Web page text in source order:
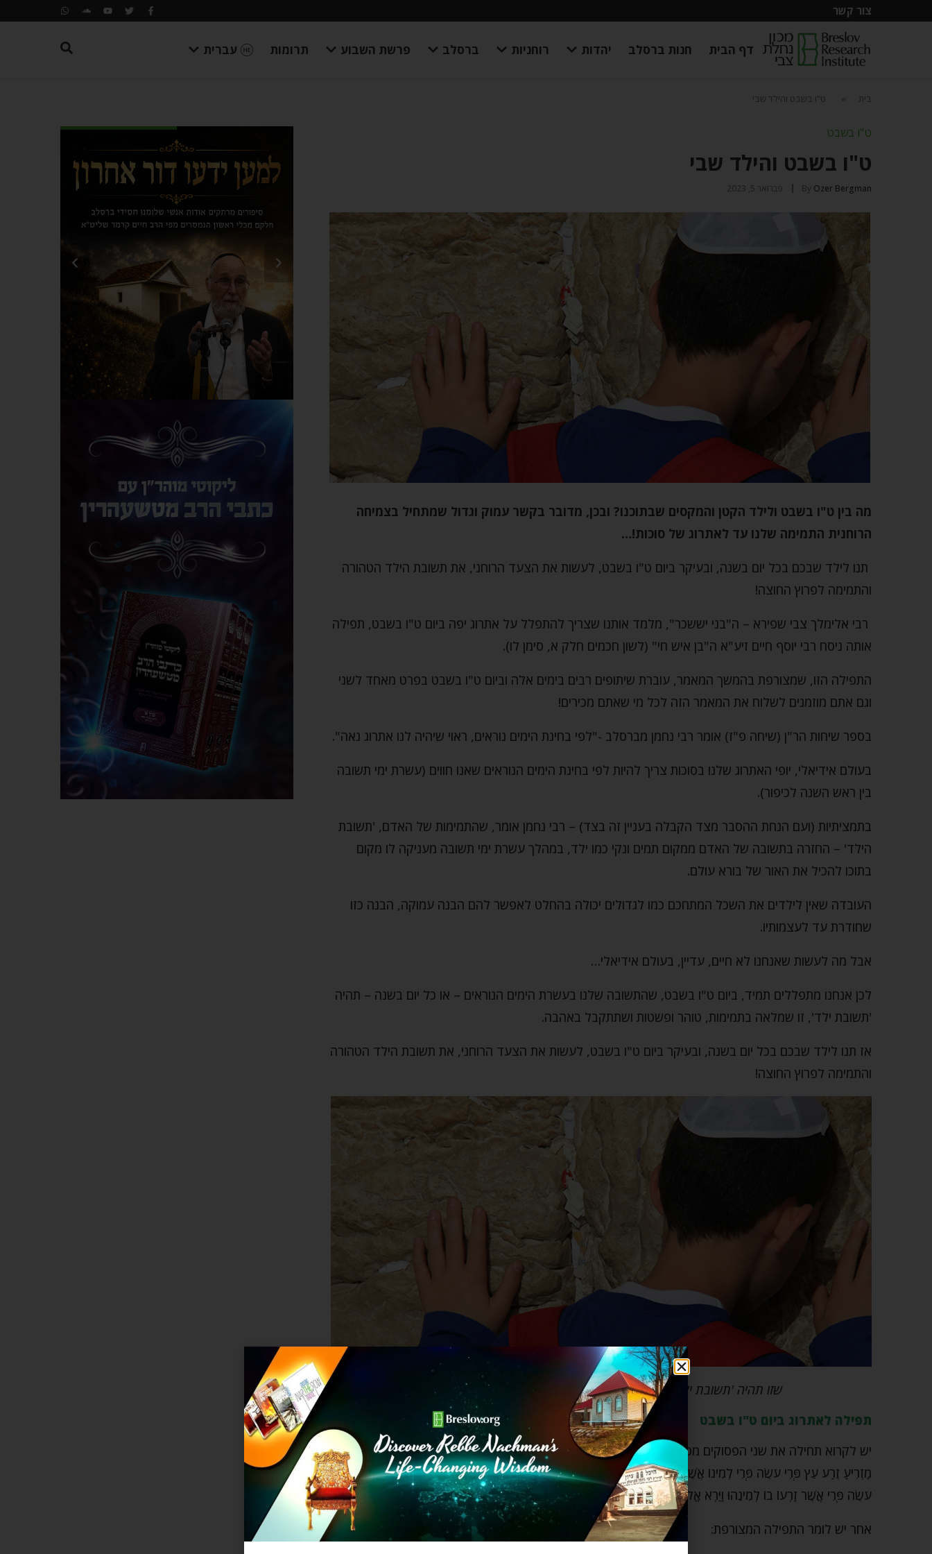
צור קשר
דף הבית חנות ברסלב יהדות רוחניות ברסלב פרשת השבוע תרומות עברית
בית ט"ו בשבט והילד שבי
ט"ו בשבט
ט"ו בשבט והילד שבי
By Ozer Bergman פברואר 5, 2023
מה בין ט"ו בשבט ולילד הקטן והמקסים שבתוכנו? ובכן, מדובר בקשר עמוק וגדול שמתחיל בצמיחה
הרוחנית התמימה שלנו עד לאתרוג של סוכות!…
תנו לילד שבכם בכל יום בשנה, ובעיקר ביום ט"ו בשבט, לעשות את הצעד הרוחני, את תשובת הילד הטהורה
והתמימה לפרוץ החוצה!
רבי אלימלך צבי שפירא – ה"בני יששכר", מלמד אותנו שצריך להתפלל על אתרוג יפה ביום ט"ו בשבט, תפילה
אותה ניסח רבי יוסף חיים זיע"א ה"בן איש חי" (לשון חכמים חלק א, סימן לו).
התפילה הזו, שמצורפת בהמשך המאמר, עוברת שיתופים רבים בימים אלה וביום ט"ו בשבט בפרט מאחד לשני
וגם אתם מוזמנים לשלוח את המאמר הזה לכל מי שאתם מכירים!
בספר שיחות הר"ן (שיחה פ"ז) אומר רבי נחמן מברסלב -"לפי בחינת הימים נוראים, ראוי שיהיה לנו אתרוג נאה".
בעולם אידיאלי, יופי האתרוג שלנו בסוכות צריך להיות לפי בחינת הימים הנוראים שאנו חווים (עשרת ימי תשובה
בין ראש השנה לכיפור).
בתמציתיות (ועם הנחת ההסבר מצד הקבלה בעניין זה בצד) – רבי נחמן אומר, שהתמימות של האדם, 'תשובת
הילד' – החזרה בתשובה של האדם ממקום תמים ונקי כמו ילד, במהלך עשרת ימי תשובה מעניקה לו מקום
בתוכו להכיל את האור של בורא עולם.
העובדה שאין לילדים את השכל המתחכם כמו לגדולים יכולה בהחלט לאפשר להם הבנה עמוקה, הבנה כזו
שחודרת עד לעצמותיו.
אבל מה לעשות שאנחנו לא חיים, עדיין, בעולם אידיאלי…
לכן אנחנו מתפללים תמיד, ביום ט"ו בשבט, שהתשובה שלנו בעשרת הימים הנוראים – או כל יום בשנה – תהיה
'תשובת ילד', זו שמלאה בתמימות, טוהר ופשטות ושתתקבל באהבה.
אז תנו לילד שבכם בכל יום בשנה, ובעיקר ביום ט"ו בשבט, לעשות את הצעד הרוחני, את תשובת הילד הטהורה
והתמימה לפרוץ החוצה!
שזו תהיה 'תשובת ילד', מלאה בתמימות, טוהר ופשטות שתתקבל באהבה…
תפילה לאתרוג ביום ט"ו בשבט
יש לקרוא תחילה את שני הפסוקים מסדר הבריאה בפרשת בראשית: "וַיֹּאמֶר אֱלֹהִים תַּדְשֵׁא הָאָרֶץ דֶּשֶׁא עֵשֶׂב
מַזְרִיעַ זֶרַע עֵץ פְּרִי עֹשֶׂה פְּרִי לְמִינוֹ אֲשֶׁר זַרְעוֹ בוֹ עַל הָאָרֶץ וַיְהִי כֵן: וַתּוֹצֵא הָאָרֶץ דֶּשֶׁא עֵשֶׂב מַזְרִיעַ זֶרַע לְמִינֵהוּ וְעֵץ
עֹשֶׂה פְּרִי אֲשֶׁר זַרְעוֹ בוֹ לְמִינֵהוּ וַיַּרְא אֱלֹהִים כִּי טוב".
אחר יש לומר התפילה המצורפת: